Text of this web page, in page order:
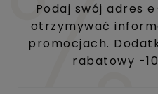
Podaj swój adres
otrzymywać
promocjach.
rabatowy -